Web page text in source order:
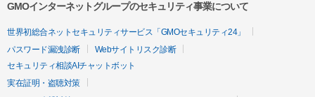
GMOインターネットグループのセキュリティ事業について
世界初総合ネットセキュリティサービス「GMOセキュリティ24」
パスワード漏洩診断
Webサイトリスク診断
セキュリティ相談AIチャットボット
実在証明・盗聴対策